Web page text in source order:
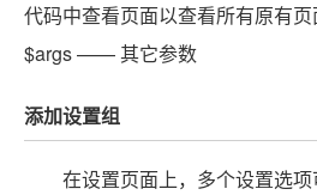
代码中查看页面以查看所有原有页
$args —— 其它参数
添加设置组
在设置页面上，多个设置选